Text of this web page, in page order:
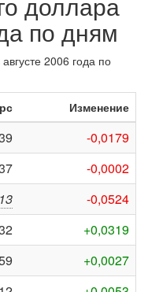
по дням
2006 года по
Изменение
-0,0179
-0,0002
-0,0524
+0,0319
+0,0027